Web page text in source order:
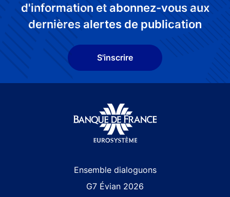
d'information et abonnez-vous aux
dernières alertes de publication
S'inscrire
Ensemble dialoguons
G7 Évian 2026